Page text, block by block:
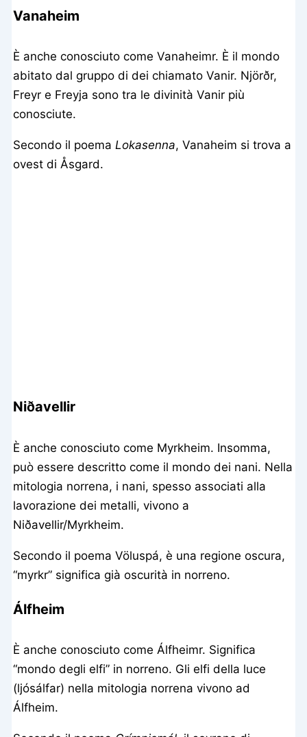
Vanaheim
È anche conosciuto come Vanaheimr. È il mondo
abitato dal gruppo di dei chiamato Vanir. Njörðr,
Freyr e Freyja sono tra le divinità Vanir più
conosciute.
Secondo il poemaLokasenna, Vanaheim si trova a
ovest di Åsgard.
Niðavellir
È anche conosciuto come Myrkheim. Insomma,
può essere descritto come il mondo dei nani. Nella
mitologia norrena, i nani, spesso associati alla
lavorazione dei metalli, vivono a
Niðavellir/Myrkheim.
Secondo il poema Völuspá, è una regione oscura,
“myrkr” significa già oscurità in norreno.
Álfheim
È anche conosciuto come Álfheimr. Significa
“mondo degli elfi” in norreno. Gli elfi della luce
(ljósálfar) nella mitologia norrena vivono ad
Álfheim.